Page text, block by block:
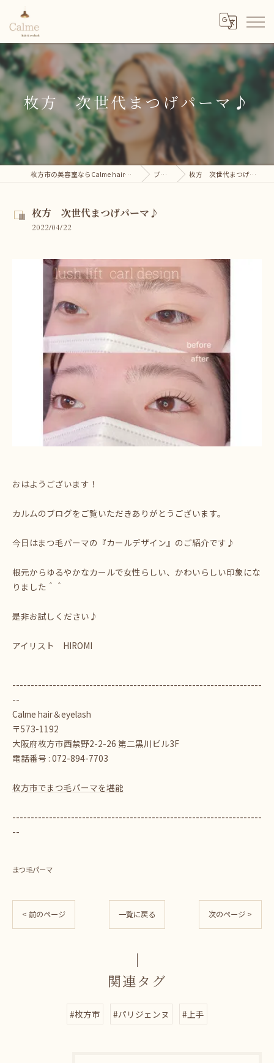
枚方 次世代まつげパーマ♪
枚方市の美容室ならCalme hair＆eyelash ブログ 枚方 次世代まつげパーマ♪
枚方 次世代まつげパーマ♪
2022/04/22
おはようございます！
カルムのブログをご覧いただきありがとうございます。
今日はまつ毛パーマの『カールデザイン』のご紹介です♪
根元からゆるやかなカールで女性らしい、かわいらしい印象にな
りました＾＾
是非お試しください♪
アイリスト HIROMI
--------------------------------------------------------------------
--
Calme hair＆eyelash
〒573-1192
大阪府枚方市西禁野2-2-26 第二黒川ビル3F
電話番号 : 072-894-7703
枚方市でまつ毛パーマを堪能
--------------------------------------------------------------------
--
まつ毛パーマ
< 前のページ 一覧に戻る 次のページ >
関連タグ
#枚方市 #パリジェンヌ #上手